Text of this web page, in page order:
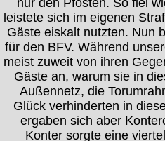
nur den Pfosten. So fiel
leistete sich im eigenen
Gäste eiskalt nutzten. Nun
für den BFV. Während
meist zuweit von ihren
Gäste an, warum sie in
Außennetz, die
Glück verhinderten in
ergaben sich aber
Konter sorgte eine